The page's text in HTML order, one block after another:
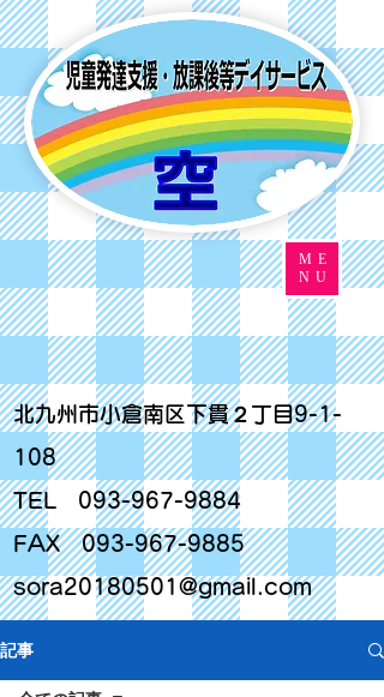
北九州市小倉南区下貫２丁目9-1-
108
TEL
093-967-9884
FAX093-967-9885
sora20180501@gmail.com
ME
NU
記事